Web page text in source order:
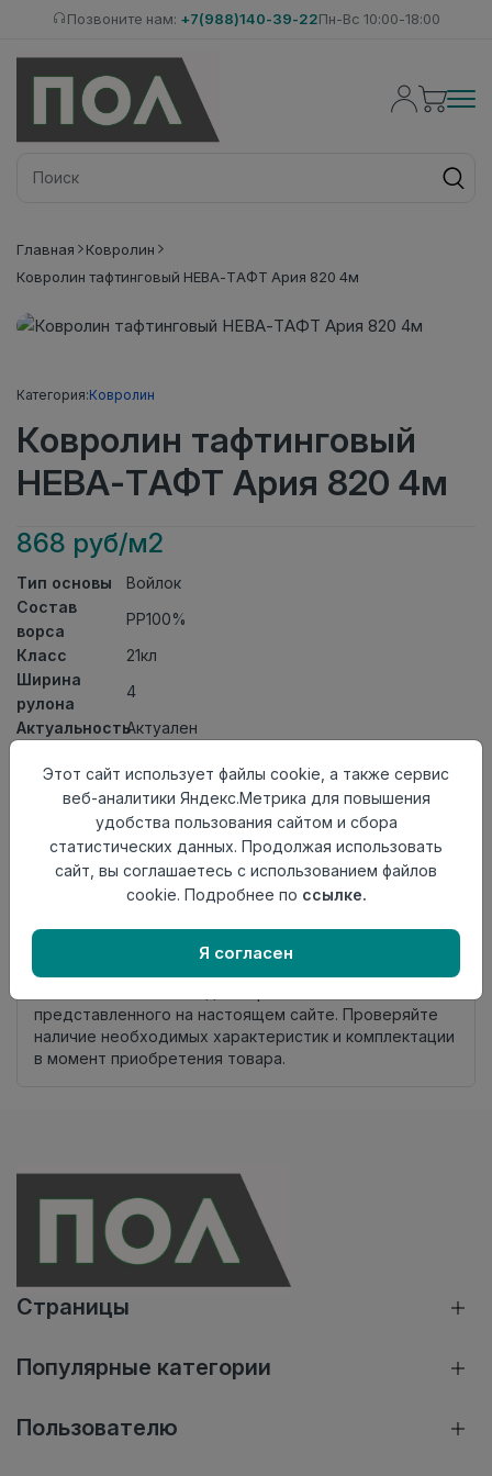
Позвоните нам: +7(988)140-39-22Пн-Вс 10:00-18:00
Главная
Ковролин
Ковролин тафтинговый НЕВА-ТАФТ Ария 820 4м
Категория:Ковролин
Ковролин тафтинговый
НЕВА-ТАФТ Ария 820 4м
868 руб/м2
Тип основы
Войлок
Состав
ворса
PP100%
Класс
21кл
Ширина
рулона
4
АктуальностьАктуален
ковролина
Ковролин тафтинговый
Страна
происхождения
Россия
Осталось0.05 пог. м
Добавить в корзину
представленного на настоящем сайте. Проверяйте
наличие необходимых характеристик и комплектации
в момент приобретения товара.
Страницы
Популярные категории
Пользователю
Этот сайт использует файлы cookie, а также сервис
веб-аналитики Яндекс.Метрика для повышения
удобства пользования сайтом и сбора
статистических данных. Продолжая использовать
сайт, вы соглашаетесь с использованием файлов
cookie. Подробнее по ссылке.
Я согласен